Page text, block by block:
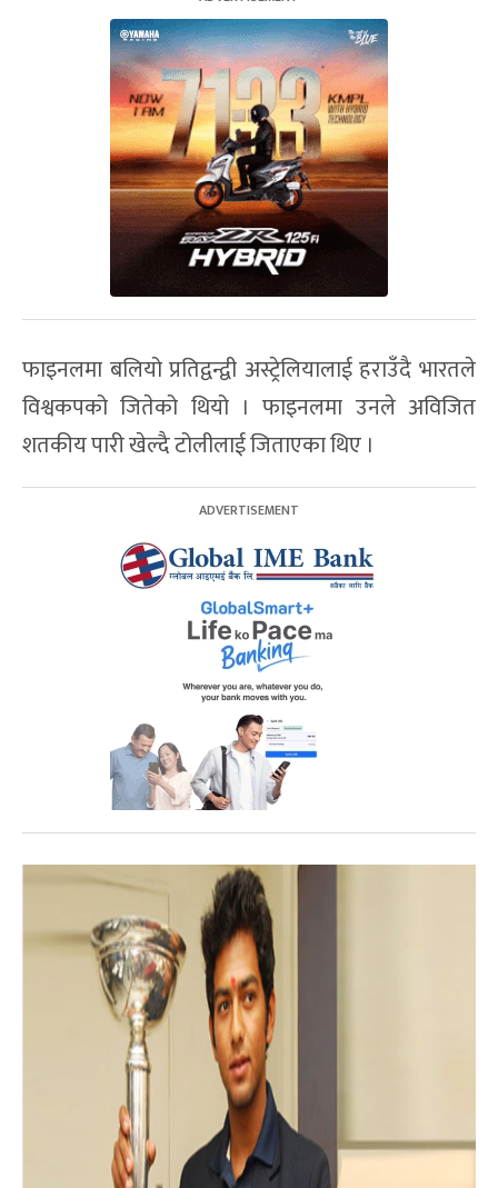
फाइनलमा बलियो प्रतिद्वन्द्वी अस्ट्रेलियालाई हराउँदै भारतले
विश्वकपको जितेको थियो । फाइनलमा उनले अविजित
शतकीय पारी खेल्दै टोलीलाई जिताएका थिए ।